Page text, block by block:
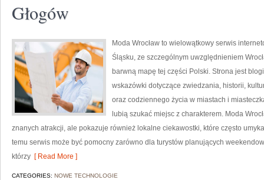
Głogów
Moda Wrocław to wielowątkowy serwis
Śląsku, ze szczególnym uwzględnieniem
barwną mapę tej części Polski. Strona jest
wskazówki dotyczące zwiedzania, historii,
oraz codziennego życia w miastach i
lubią szukać miejsc z charakterem. Moda
znanych atrakcji, ale pokazuje również lokalne ciekawostki, które często
temu serwis może być pomocny zarówno dla turystów planujących
którzy [ Read More ]
CATEGORIES: NOWE TECHNOLOGIE